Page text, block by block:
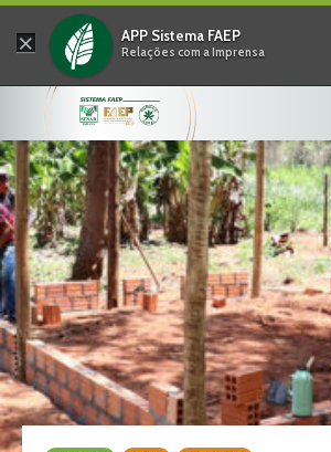
× APP Sistema FAEP
Relações com a Imprensa